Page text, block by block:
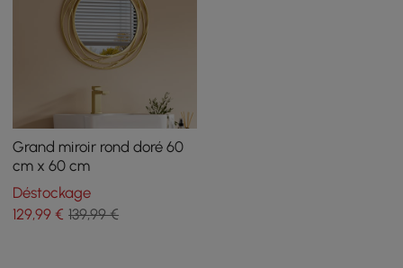
Grand miroir rond doré 60
cm x 60 cm
Déstockage
129,99 € 139,99 €